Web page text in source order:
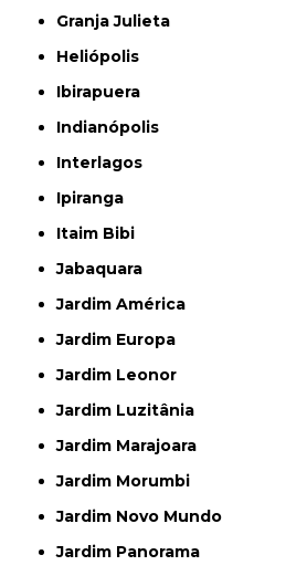
Granja Julieta
Heliópolis
Ibirapuera
Indianópolis
Interlagos
Ipiranga
Itaim Bibi
Jabaquara
Jardim América
Jardim Europa
Jardim Leonor
Jardim Luzitânia
Jardim Marajoara
Jardim Morumbi
Jardim Novo Mundo
Jardim Panorama